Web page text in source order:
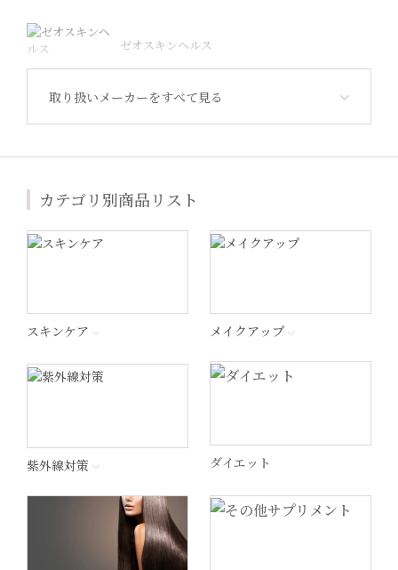
ゼオスキンヘルス
Revision Skincare（リビジョン）
ジャンマリーニ
Lekarka（レカルカ）
ヘリオケア
取り扱いメーカーをすべて見る
カテゴリ別商品リスト
スキンケア メイクアップ
紫外線対策 ダイエット